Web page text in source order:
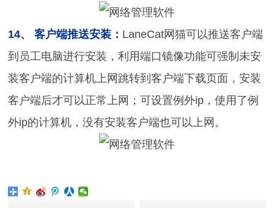
14、 客户端推送安装： LaneCat网猫可以推送客户端
到员工电脑进行安装，利用端口镜像功能可强制未安
装客户端的计算机上网跳转到客户端下载页面，安装
客户端后才可以正常上网；可设置例外ip，使用了例
外ip的计算机，没有安装客户端也可以上网。